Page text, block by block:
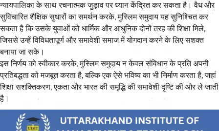
न्यायपालिका के साथ रचनात्मक जुड़ाव पर ध्यान केंद्रित कर सकता है। वैध और
सुविचारित शैक्षिक सुधारों का समर्थन करके, मुस्लिम समुदाय यह सुनिश्चित कर
सकता है कि उसके युवाओं को धार्मिक और आधुनिक दोनों तरह की शिक्षा मिले,
जिससे उन्हें विविधतापूर्ण और समावेशी समाज में योगदान करने के लिए सशक्त
बनाया जा सके।
इस निर्णय को स्वीकार करके, मुस्लिम समुदाय न केवल संविधान के प्रति अपनी
प्रतिबद्धता को मजबूत करता है, बल्कि एक ऐसे भविष्य का भी निर्माण करता है, जहां
शिक्षा सशक्तिकरण, एकता और भारत की समृद्धि की समावेशी दृष्टि की ओर ले जाती
है।